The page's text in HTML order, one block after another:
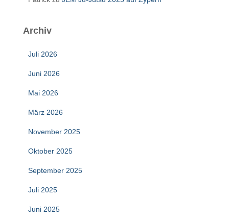
Archiv
Juli 2026
Juni 2026
Mai 2026
März 2026
November 2025
Oktober 2025
September 2025
Juli 2025
Juni 2025